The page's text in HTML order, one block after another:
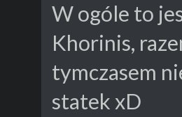
W ogóle to
Khorinis,
tymczasem
statek xD